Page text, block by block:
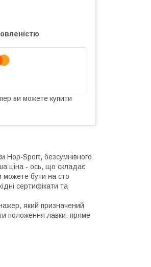
ви можете купити
Hop-Sport, безсумнівного
ціна - ось, що складає
можете бути на сто
сертифікати та
який призначений
положення лавки: пряме